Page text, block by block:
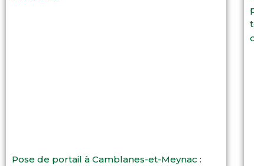
Pose de portail à Camblanes-et-Meynac :